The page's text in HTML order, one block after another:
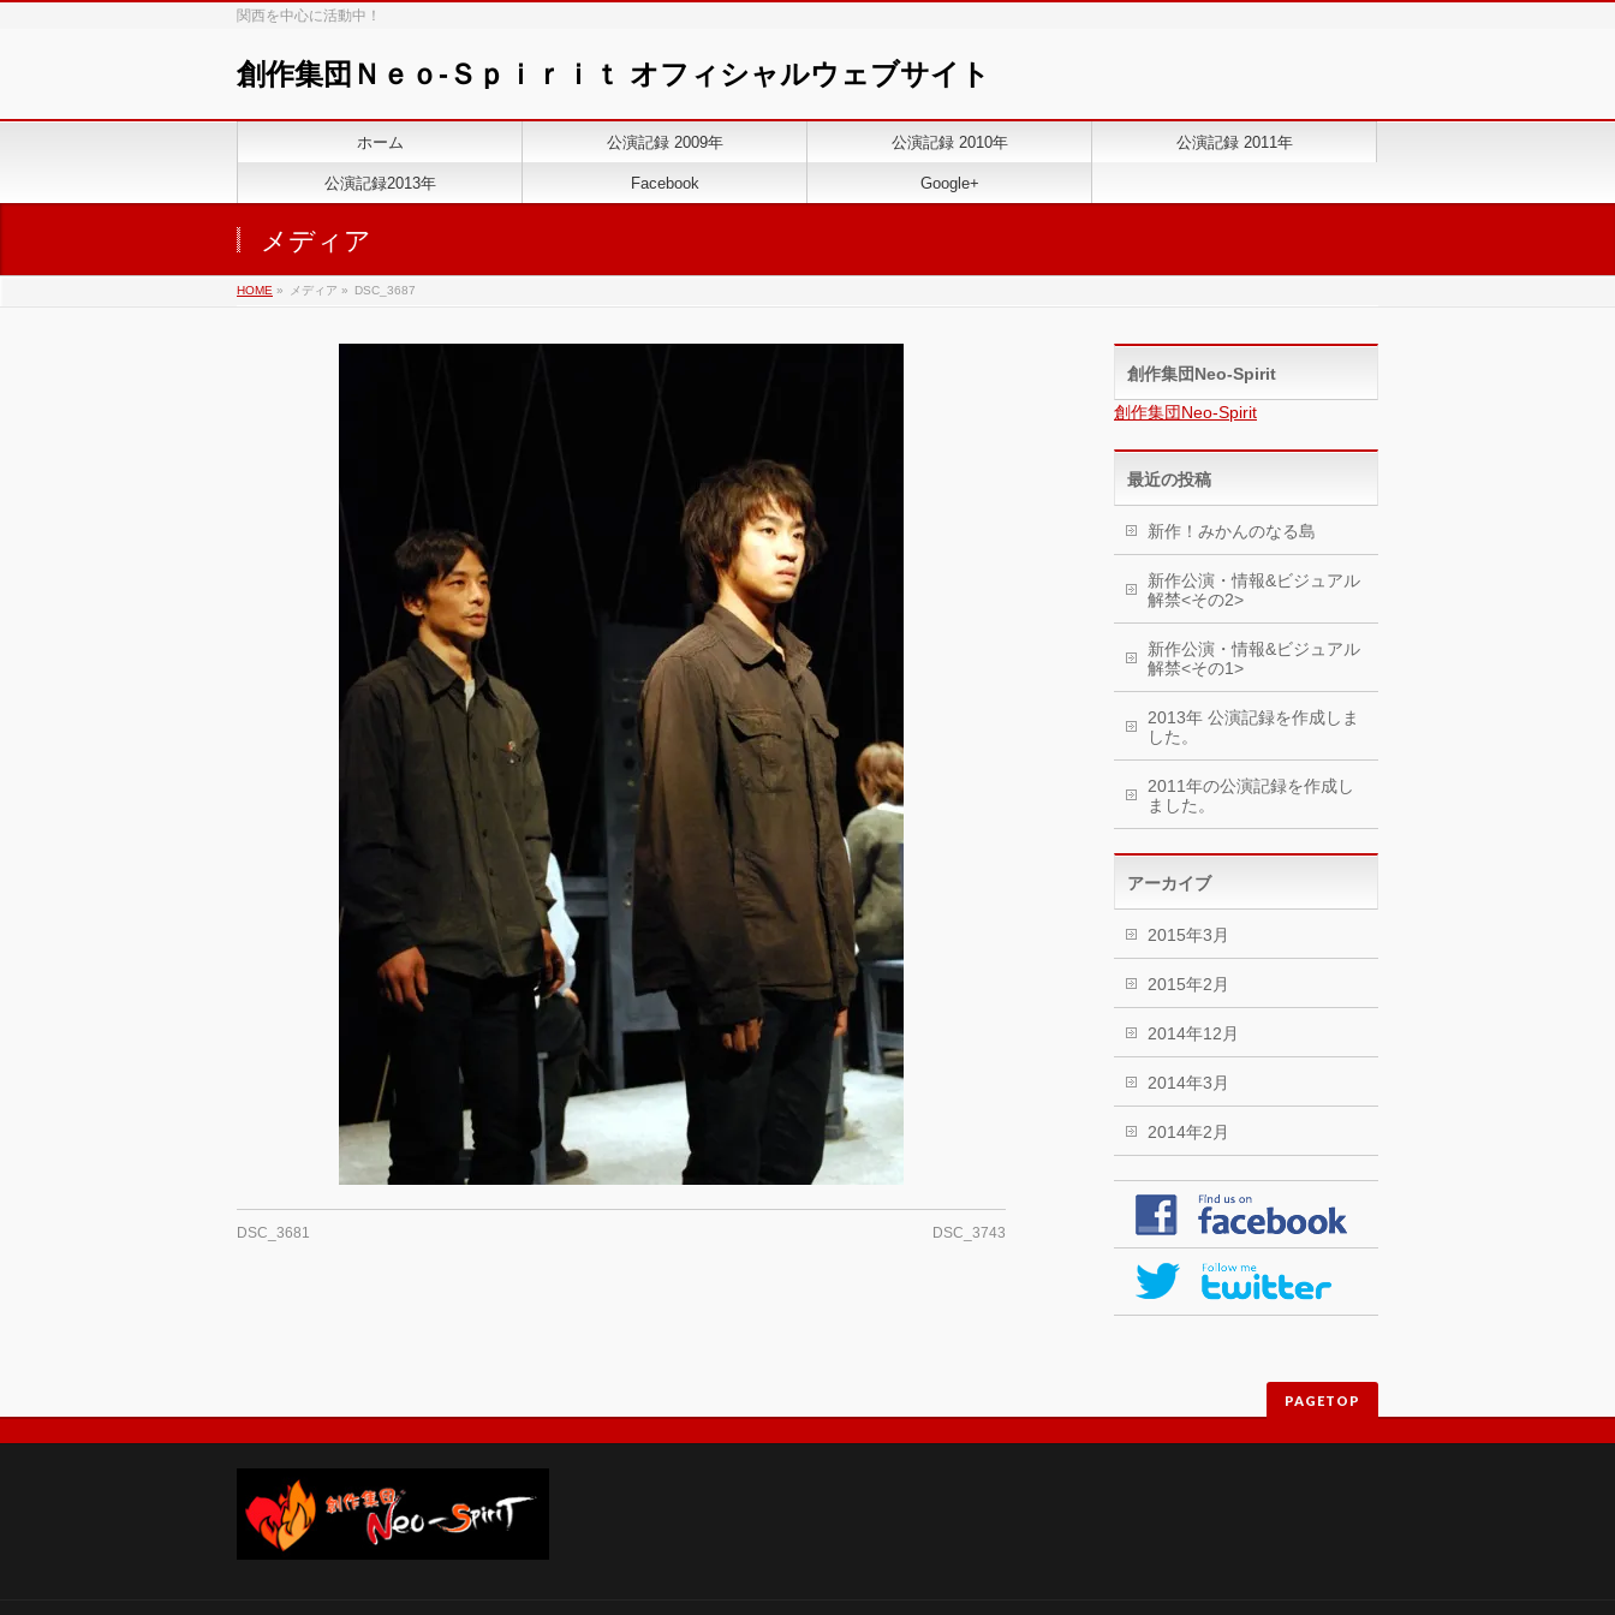
関西を中心に活動中！
創作集団Ｎｅｏ-Ｓｐｉｒｉｔ オフィシャルウェブサイト
ホーム 公演記録 2009年 公演記録 2010年 公演記録 2011年
公演記録2013年 Facebook Google+
メディア
HOME » メディア » DSC_3687
DSC_3681 DSC_3743
創作集団Neo-Spirit
創作集団Neo-Spirit
最近の投稿
新作！みかんのなる島
新作公演・情報&ビジュアル
解禁<その2>
新作公演・情報&ビジュアル
解禁<その1>
2013年 公演記録を作成しま
した。
2011年の公演記録を作成し
ました。
アーカイブ
2015年3月
2015年2月
2014年12月
2014年3月
2014年2月
PAGETOP